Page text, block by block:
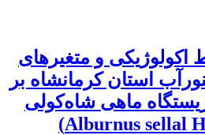
اکولوژیکی و متغیرهای
استان کرمانشاه بر
ماهی شاه‌کولی